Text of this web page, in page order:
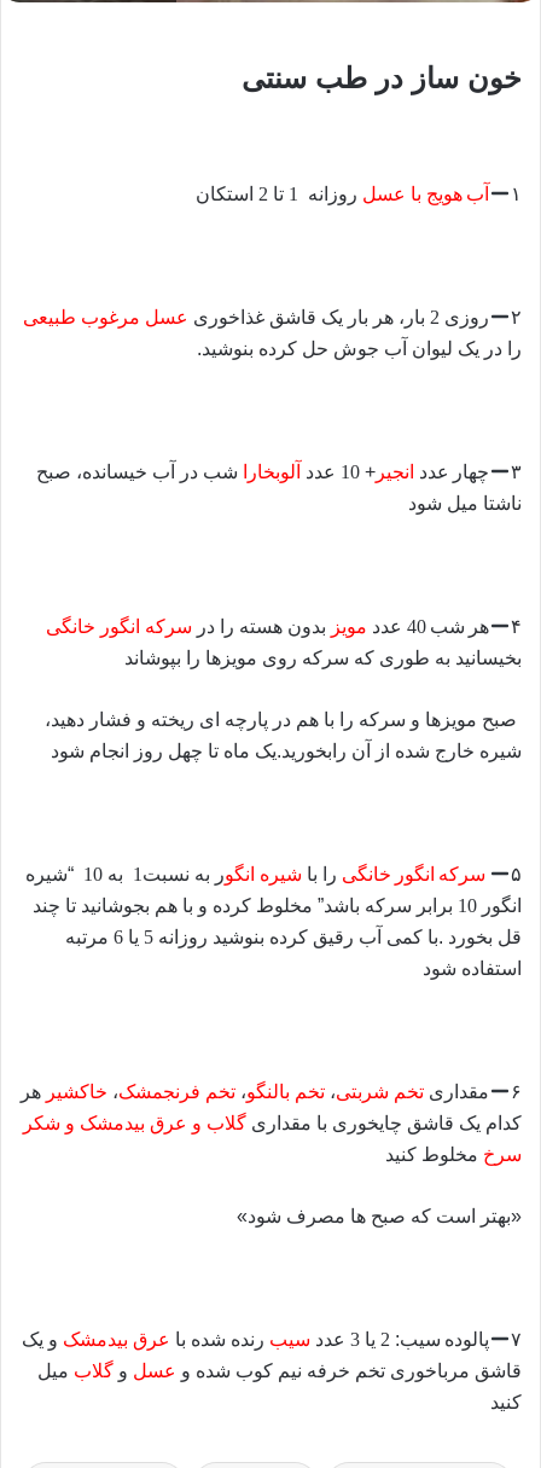
خون ساز در طب سنتی
۱ آب هویج با عسل روزانه 1 تا استکان
۲ روز ی 2 بار، هر بار یک قاشق غذاخوری عسل مرغوب طبیعی
را در یک لیوان آب جوش حل کرده بنوشید.
۳ چهار عدد انجیر+
10 عدد آلوبخارا
شب در آب خیسانده، صبح
ناشتا میل شود
۴ هر شب 40 عدد مویز بدون هسته را در سرکه انگور خانگی
بخیسانید به طوری که سرکه روی مویزها را بپوشاند
صبح مویزها و سرکه را با هم در پارچه ای ریخته و فشار دهید،
شیره خارج شده از آن رابخورید.یک ماه تا چهل روز انجام شود
۵ سرکه انگور خانگی را با شیره انگور به نسبت 1 به10 “شیره
انگور 10 برابر سرکه باشد” مخلوط کرده و با هم بجوشانید تا چند
قل بخورد .با کمی آب رقیق کرده بنوشید روزانه 5 یا
مرتبه
استفاده شود
۶ مقدار یتخم شربتی،تخم بالنگو،تخم فرنجمشک، خاکشیر هر
کدام یک قاشق چایخوری با مقداری گلاب و عرق بیدمشک و شکر
سرخ مخلوط کنید
«بهتر است که صبح ها مصرف شود»
۷ پالوده سیب: یا 3 عدد سیب رنده شده با عرق بیدمشک و یک
قاشق مرباخوری تخم خرفه نیم کوب شده و عسل و گلاب میل
کنید